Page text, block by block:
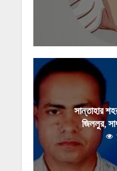
সান্তাহার
জিললুর,